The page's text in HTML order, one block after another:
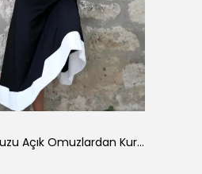
Kadın Tek Omuzu Açık Omuzlardan Kurdela Detaylı çift Renkli Ithal Krep Elbise